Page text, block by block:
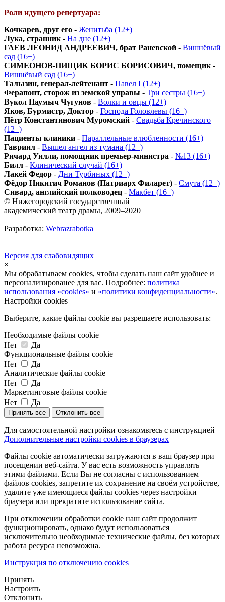
Роли идущего репертуара:
Кочкарев, друг его - Женитьба (12+)
Лука, странник - На дне (12+)
ГАЕВ ЛЕОНИД АНДРЕЕВИЧ, брат Раневской - Вишнёвый
сад (16+)
СИМЕОНОВ-ПИЩИК БОРИС БОРИСОВИЧ, помещик -
Вишнёвый сад (16+)
Талызин, генерал-лейтенант - Павел I (12+)
Ферапонт, сторож из земской управы - Три сестры (16+)
Вукол Наумыч Чугунов - Волки и овцы (12+)
Яков, Бурмистр, Доктор - Господа Головлевы (16+)
Пётр Константинович Муромский - Свадьба Кречинского
(12+)
Пациенты клиники - Параллельные влюбленности (16+)
Гавриил - Вышел ангел из тумана (12+)
Ричард Уилли, помощник премьер-министра - №13 (16+)
Билл - Клинический случай (16+)
Лакей Федор - Дни Турбиных (12+)
Фёдор Никитич Романов (Патриарх Филарет) - Смута (12+)
Сивард, английский полководец - Макбет (16+)
© Нижегородский государственный
академический театр драмы, 2009–2020
Разработка: Webrazrabotka
Версия для слабовидящих
×
Мы обрабатываем cookies, чтобы сделать наш сайт удобнее и
персонализированее для вас. Подробнее: политика
использования «cookies» и «политики конфиденциальности».
Настройки cookies
Выберите, какие файлы cookie вы разрешаете использовать:
Необходимые файлы cookie
Нет
Да
Функциональные файлы cookie
Нет
Да
Аналитические файлы cookie
Нет
Да
Маркетинговые файлы cookie
Нет
Да
Принять все Отклонить все
Для самостоятельной настройки ознакомьтесь с инструкцией
Дополнительные настройки cookies в браузерах
Файлы cookie автоматически загружаются в ваш браузер при
посещении веб-сайта. У вас есть возможность управлять
этими файлами. Если Вы не согласны с использованием
файлов cookies, запретите их сохранение на своём устройстве,
удалите уже имеющиеся файлы cookies через настройки
браузера или прекратите использование сайта.
При отключении обработки cookie наш сайт продолжит
функционировать, однако будут использоваться
исключительно необходимые технические файлы, без которых
работа ресурса невозможна.
Инструкция по отключению cookies
Принять
Настроить
Отклонить